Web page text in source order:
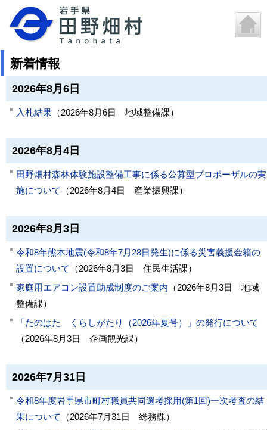
新着情報
2026年8月6日
入札結果 （2026年8月6日 地域整備課）
2026年8月4日
田野畑村森林体験施設整備工事に係る公募型プロポーザルの実
施について
（2026年8月4日 産業振興課）
2026年8月3日
令和8年熊本地震(令和8年7月28日発生)に係る災害義援金箱の
設置について
（2026年8月3日 住民生活課）
家庭用エアコン設置助成制度のご案内 （2026年8月3日
地域
整備課）
「たのはた くらしがたり（2026年夏号）」の発行について
（2026年8月3日 企画観光課）
2026年7月31日
令和8年度岩手県市町村職員共同選考採用(第1回)一次考査の結
果について
（2026年7月31日 総務課）